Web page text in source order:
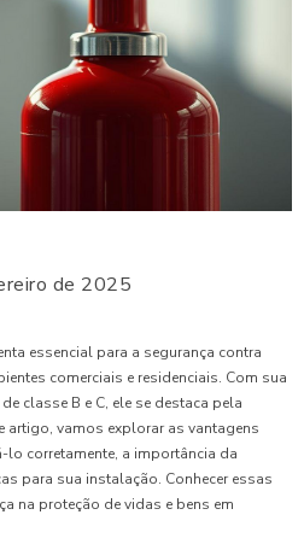
de 2025
essencial para a segurança contra
comerciais e residenciais. Com sua
classe B e C, ele se destaca pela
artigo, vamos explorar as vantagens
corretamente, a importância da
para sua instalação. Conhecer essas
na proteção de vidas e bens em